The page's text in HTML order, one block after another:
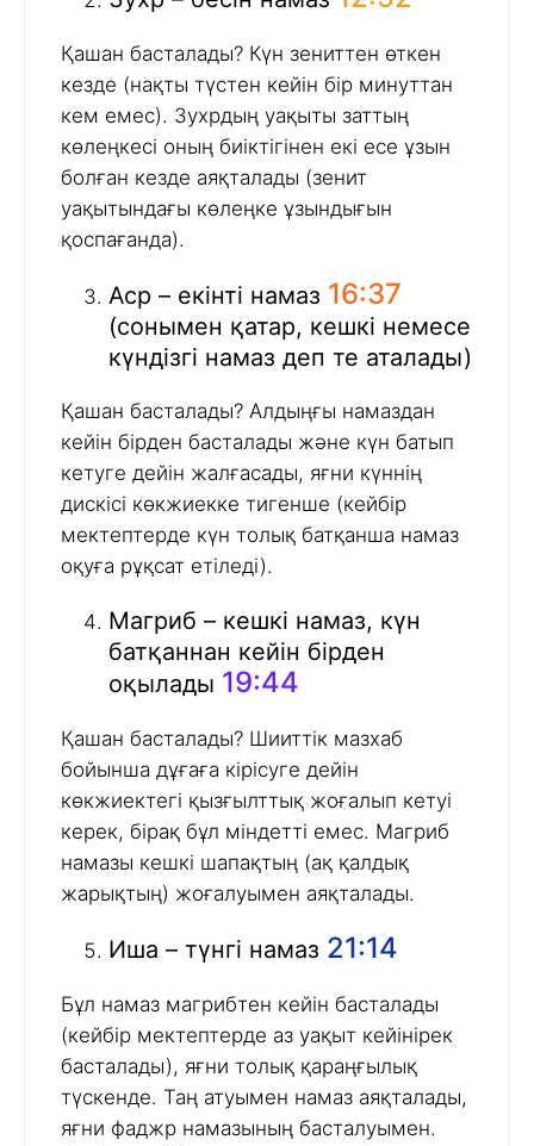
Қашан басталады? Күн зениттен өткен
кезде (нақты түстен кейін бір минуттан
кем емес). Зухрдың уақыты заттың
көлеңкесі оның биіктігінен екі есе ұзын
болған кезде аяқталады (зенит
уақытындағы көлеңке ұзындығын
қоспағанда).
Аср – екінті намаз 16:37
(сонымен қатар, кешкі немесе
күндізгі намаз деп те аталады)
Қашан басталады? Алдыңғы намаздан
кейін бірден басталады және күн батып
кетуге дейін жалғасады, яғни күннің
дискісі көкжиекке тигенше (кейбір
мектептерде күн толық батқанша намаз
оқуға рұқсат етіледі).
Магриб – кешкі намаз, күн
батқаннан кейін бірден
оқылады 19:44
Қашан басталады? Шииттік мазхаб
бойынша дұғаға кірісуге дейін
көкжиектегі қызғылттық жоғалып кетуі
керек, бірақ бұл міндетті емес. Магриб
намазы кешкі шапақтың (ақ қалдық
жарықтың) жоғалуымен аяқталады.
Иша – түнгі намаз 21:14
Бұл намаз магрибтен кейін басталады
(кейбір мектептерде аз уақыт кейінірек
басталады), яғни толық қараңғылық
түскенде. Таң атуымен намаз аяқталады,
яғни фаджр намазының басталуымен.